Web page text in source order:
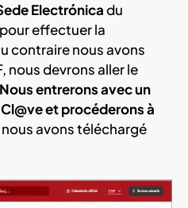
Electrónicadu
effectuer la
contraire nous avons
nous devrons aller le
Nous entrerons avec un
et procéderons à
avons téléchargé